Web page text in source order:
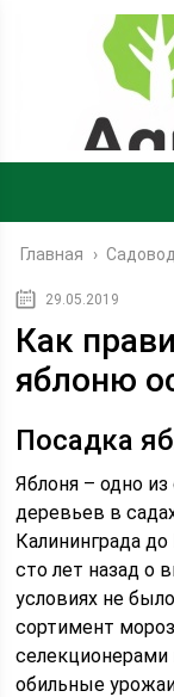
Главная ›
29.05.2019
Как
яблоню
Посадка
Яблоня – одно
деревьев в
Калининграда
сто лет назад о
условиях не
сортимент
селекционерами
обильные